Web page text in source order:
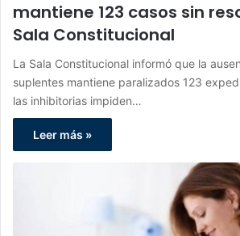
mantiene 123 casos sin
Sala Constitucional
La Sala Constitucional informó que la
suplentes mantiene paralizados 123
las inhibitorias impiden…
Leer más »